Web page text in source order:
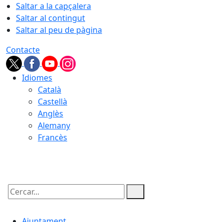
Saltar a la capçalera
Saltar al contingut
Saltar al peu de pàgina
Contacte
Idiomes
Català
Castellà
Anglès
Alemany
Francès
Cercar: